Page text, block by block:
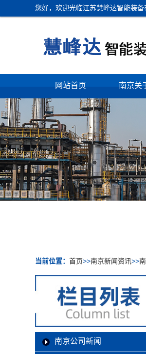
您好，欢迎光临江苏慧峰达智能装备
网站首页 南京关
当前位置： 首页>>南京新闻资讯>>
南京公司新闻